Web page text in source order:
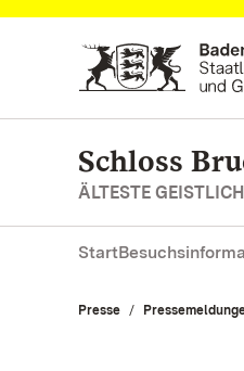
Zum Hauptinhalt springen
Schloss
ÄLTESTE
Start
Presse